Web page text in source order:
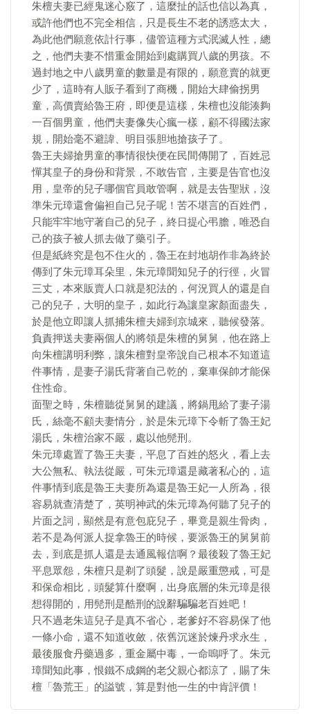
朱檀夫妻已經鬼迷心竅了，這麼扯的話也信以為真，
或許他們也不完全相信，只是長生不老的誘惑太大，
為此他們願意依計行事，儘管這種方式泯滅人性，總
之，他們夫妻不惜重金開始到處購買八歲的男孩。不
過封地之中八歲男童的數量是有限的，願意賣的就更
少了，這時有人販子看到了商機，開始大肆偷拐男
童，高價賣給魯王府，即便是這樣，朱檀也沒能湊夠
一百個男童，他們夫妻像失心瘋一樣，顧不得國法家
規，開始毫不避諱、明目張胆地搶孩子了。
魯王夫婦搶男童的事情很快便在民間傳開了，百姓忌
憚其皇子的身份和背景，不敢告官，主要是告官也沒
用，皇帝的兒子哪個官員敢管啊，就是去告聖狀，沒
準朱元璋還會偏袒自己兒子呢！苦不堪言的百姓們，
只能牢牢地守著自己的兒子，終日提心弔膽，唯恐自
己的孩子被人抓去做了藥引子。
但是紙終究是包不住火的，魯王在封地胡作非為終於
傳到了朱元璋耳朵里，朱元璋聞知兒子的行徑，火冒
三丈，本來販賣人口就是犯法的，何況買人的還是自
己的兒子，大明的皇子，如此行為讓皇家顏面盡失，
於是他立即讓人抓捕朱檀夫婦到京城來，聽候發落。
負責押送夫妻兩個人的將領是朱檀的舅舅，他在路上
向朱檀講明利弊，讓朱檀對皇帝說自己根本不知道這
件事情，是妻子湯氏背著自己乾的，棄車保帥才能保
住性命。
面聖之時，朱檀聽從舅舅的建議，將鍋甩給了妻子湯
氏，絲毫不顧夫妻情分，於是朱元璋下令斬了魯王妃
湯氏，朱檀治家不嚴，處以他髡刑。
朱元璋處置了魯王夫妻，平息了百姓的怒火，看上去
大公無私、執法從嚴，可朱元璋還是藏著私心的，這
件事情到底是魯王夫妻所為還是魯王妃一人所為，很
容易就查清楚了，英明神武的朱元璋為何聽了兒子的
片面之詞，顯然是有意包庇兒子，畢竟是親生骨肉，
若不是為何派人捉拿魯王的時候，要派魯王的舅舅前
去，到底是抓人還是去通風報信啊？最後殺了魯王妃
平息眾怨，朱檀只是剃了頭髮，說是嚴重懲戒，可是
和保命相比，頭髮算什麼啊，出身底層的朱元璋是很
想得開的，用髡刑是酷刑的說辭騙騙老百姓吧！
只不過老朱這兒子是真不省心，老爹好不容易保了他
一條小命，還不知道收斂，依舊沉迷於煉丹求永生，
最後服食丹藥過多，重金屬中毒，一命嗚呼了。朱元
璋聞知此事，恨鐵不成鋼的老父親心都涼了，賜了朱
檀「魯荒王」的謚號，算是對他一生的中肯評價！